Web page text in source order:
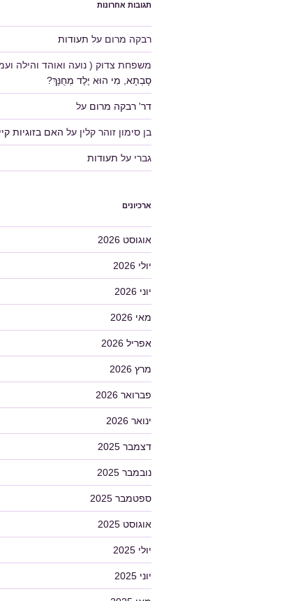
תגובות אחרונות
רבקה מרום על תעודות
משפחת צדוק ( נועה ואוהד והילה
סָבְתָא, מִי הוּא יֶלֶד מְחֻנָּךְ?
דר' רבקה מרום על
בן סימון זוהר קלין על האם בזוגיות
גברי על תעודות
ארכיונים
אוגוסט 2026
יולי 2026
יוני 2026
מאי 2026
אפריל 2026
מרץ 2026
פברואר 2026
ינואר 2026
דצמבר 2025
נובמבר 2025
ספטמבר 2025
אוגוסט 2025
יולי 2025
יוני 2025